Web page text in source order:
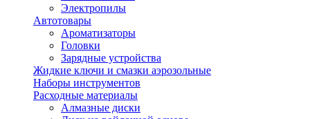
Электропилы
Автотовары
Ароматизаторы
Головки
Зарядные устройства
Жидкие ключи и смазки аэрозольные
Наборы инструментов
Расходные материалы
Алмазные диски